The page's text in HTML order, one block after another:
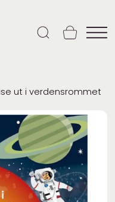
ut i verdensrommet